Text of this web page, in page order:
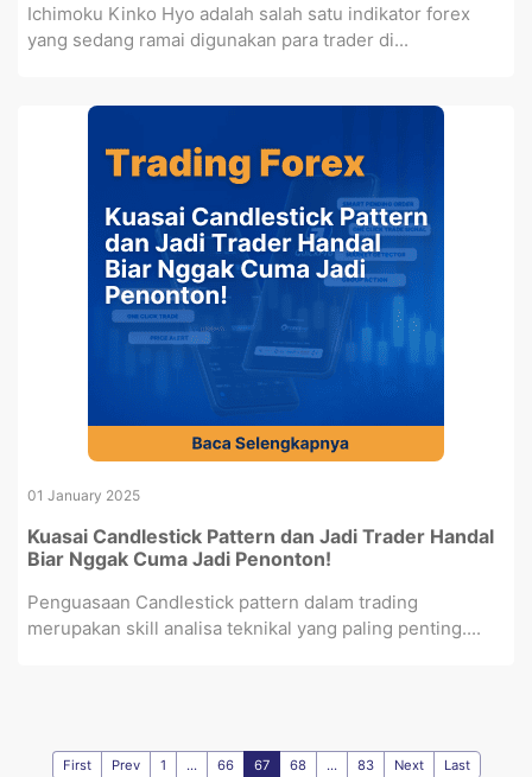
Ichimoku Kinko Hyo adalah salah satu indikator forex
yang sedang ramai digunakan para trader di...
01 January 2025
Kuasai Candlestick Pattern dan Jadi Trader Handal
Biar Nggak Cuma Jadi Penonton!
Penguasaan Candlestick pattern dalam trading
merupakan skill analisa teknikal yang paling penting....
First Prev 1 ... 66 67 68 ... 83 Next Last